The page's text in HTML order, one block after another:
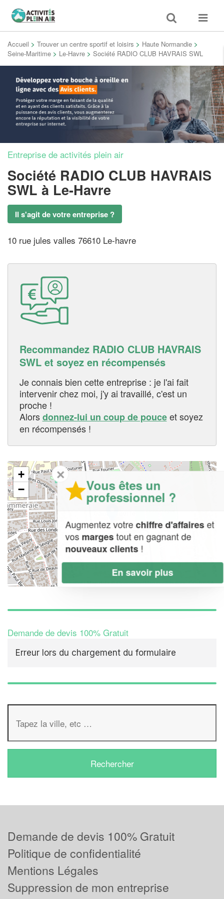
Toggle
search
Toggle
Accueil > Trouver un centre sportif et loisirs > Haute Normandie >
Seine-Maritime > Le-Havre > Société RADIO CLUB HAVRAIS SWL
Entreprise de activités plein air
Société RADIO CLUB HAVRAIS
SWL à Le-Havre
Il s'agit de votre entreprise ?
10 rue jules valles 76610 Le-havre
Recommandez RADIO CLUB HAVRAIS
SWL et soyez en récompensés
Je connais bien cette entreprise : je l'ai fait
intervenir chez moi, j'y ai travaillé, c'est un
proche !
Alorsdonnez-lui un coup de pouceet soyez
en récompensés !
+
−
Leaflet| Map data ©OpenStreetMap contributors,CC-BY-SA
Demande de devis 100% Gratuit
Erreur lors du chargement du formulaire
✕
Vous êtes un
professionnel ?
Augmentez votrechiffre d'affaireset
vosmargestout en gagnant de
nouveaux clients!
En savoir plus
Demande de devis 100% Gratuit
Politique de confidentialité
Mentions Légales
Suppression de mon entreprise